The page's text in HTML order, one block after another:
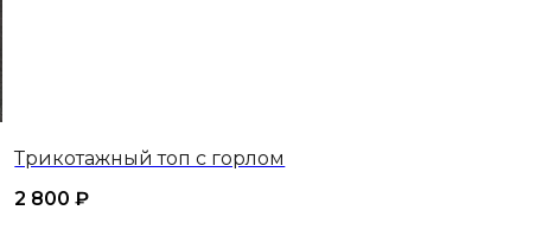
Трикотажный топ с горлом
2 800 ₽